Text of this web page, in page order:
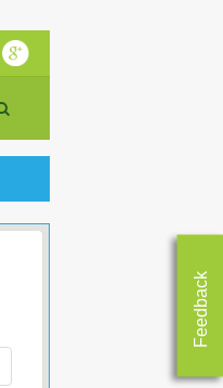
Feedback